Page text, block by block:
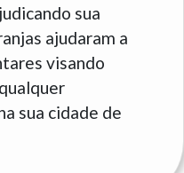
sua
ajudaram a
visando
sua cidade de